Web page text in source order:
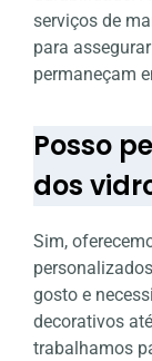
serviços de
para
permaneçam
Posso
dos
Sim,
gosto e
decorativos
trabalhamos